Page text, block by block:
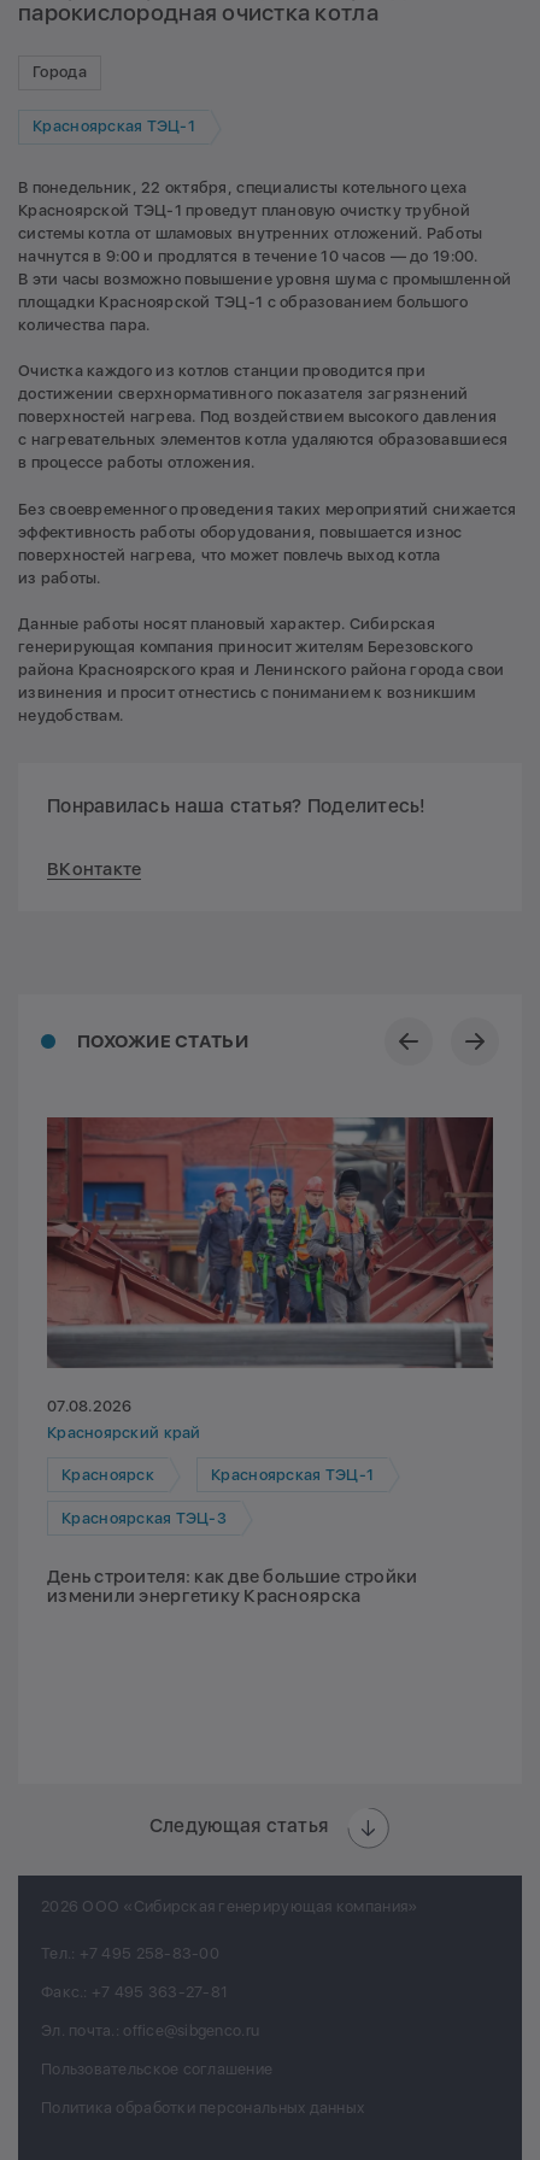
парокислородная очистка котла
Города
Красноярская ТЭЦ-1
В понедельник, 22 октября, специалисты котельного цеха
Красноярской ТЭЦ-1 проведут плановую очистку трубной
системы котла от шламовых внутренних отложений. Работы
начнутся в 9:00 и продлятся в течение 10 часов — до 19:00.
В эти часы возможно повышение уровня шума с промышленной
площадки Красноярской ТЭЦ-1 с образованием большого
количества пара.
Очистка каждого из котлов станции проводится при
достижении сверхнормативного показателя загрязнений
поверхностей нагрева. Под воздействием высокого давления
с нагревательных элементов котла удаляются образовавшиеся
в процессе работы отложения.
Без своевременного проведения таких мероприятий снижается
эффективность работы оборудования, повышается износ
поверхностей нагрева, что может повлечь выход котла
из работы.
Данные работы носят плановый характер. Сибирская
генерирующая компания приносит жителям Березовского
района Красноярского края и Ленинского района города свои
извинения и просит отнестись с пониманием к возникшим
неудобствам.
Понравилась наша статья? Поделитесь!
ВКонтакте
ПОХОЖИЕ СТАТЬИ
07.08.2026
Красноярский край
Красноярск Красноярская ТЭЦ-1
Красноярская ТЭЦ-3
День строителя: как две большие стройки
изменили энергетику Красноярска
Следующая статья
2026 ООО «Сибирская генерирующая компания»
Тел.: +7 495 258-83-00
Факс.: +7 495 363-27-81
Эл. почта.: office@sibgenco.ru
Пользовательское соглашение
Политика обработки персональных данных